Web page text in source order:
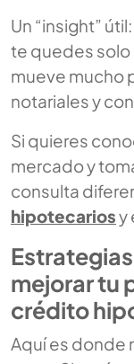
Un “insight”
te quedes solo
mueve mucho
notariales y
Si quieres
mercado y
consulta
hipotecariosy
mejorar tu
crédito
Aquí es donde